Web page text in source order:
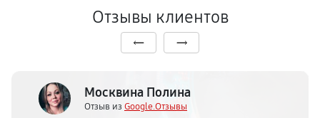
Отзывы клиентов
Москвина Полина
Отзыв из Google.Отзывы